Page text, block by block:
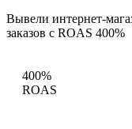
Вывели интернет-
заказов с ROAS 400%
400%
ROAS